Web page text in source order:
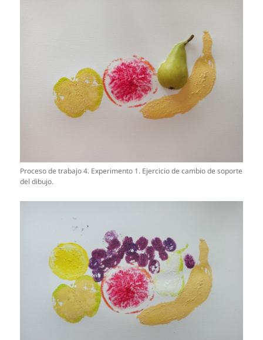
Proceso de trabajo 4. Experimento 1. Ejercicio de cambio de soporte
del dibujo.